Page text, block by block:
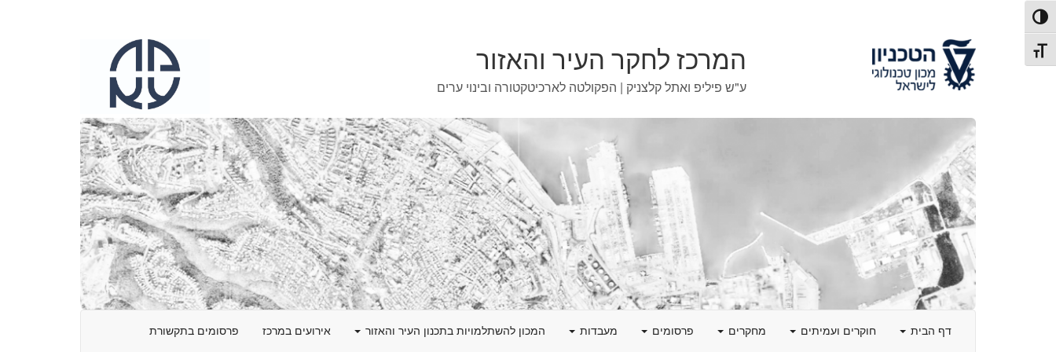
דלג
לתוכן
דלג
לניווט
הפעל/כבה ניגודיות גבוהה
מתג גודל גופן
המרכז לחקר העיר והאזור
ע"ש פיליפ ואתל קלצניק | הפקולטה לארכיטקטורה ובינוי ערים
דף הבית חוקרים ועמיתים מחקרים פרסומים מעבדות המכון להשתלמויות בתכנון העיר והאזור אירועים במרכז פרסומים בתקשורת